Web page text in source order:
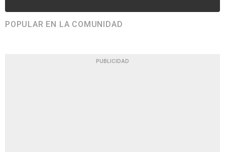
POPULAR EN LA COMUNIDAD
PUBLICIDAD